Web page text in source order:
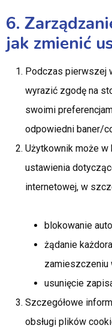
6.
jak zmienić
Podczas pierwszej
wyrazić zgodę na
swoimi
odpowiedni baner/
Użytkownik może
ustawienia
internetowej, w
blokowanie
żądanie
zamieszczeniu
usunięcie
Szczegółowe
obsługi plików